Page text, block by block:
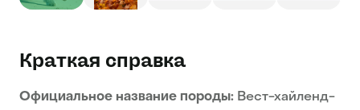
Краткая справка
Официальное название породы: Вест-хайленд-